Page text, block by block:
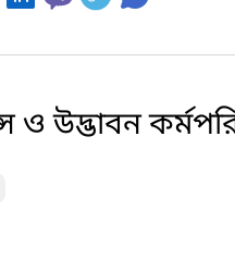
ও উদ্ভাবন